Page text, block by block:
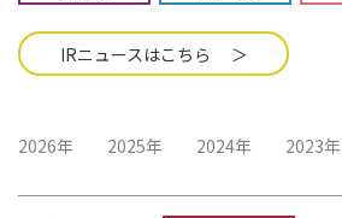
IRニュースはこちら ＞
2026年 2025年 2024年 2023年